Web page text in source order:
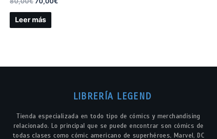
Leer más
LIBRERÍA LEGEND
Tienda especializada en todo tipo de cómics y merchandising
relacionado. Lo principal que se puede encontrar son cómics de
todas clases como cómic americano de superhéroes, Marvel, DC